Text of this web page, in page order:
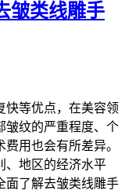
皱类线雕手
等优点，在美容领
皱纹的严重程度、个
用也会有所差异。
、地区的经济水平
面了解去皱类线雕手